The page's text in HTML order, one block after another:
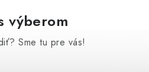
výberom
Sme tu pre vás!